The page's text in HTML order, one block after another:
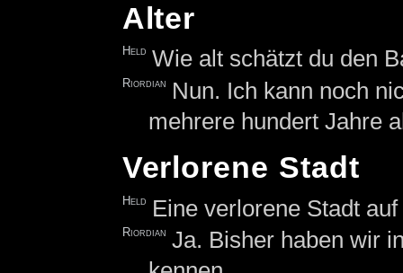
Alter
Held Wie alt schätzt du den
Riordian
Nun. Ich kann noch
mehrere hundert Jahre
Verlorene Stadt
Held Eine verlorene Stadt
Riordian Ja. Bisher haben wir